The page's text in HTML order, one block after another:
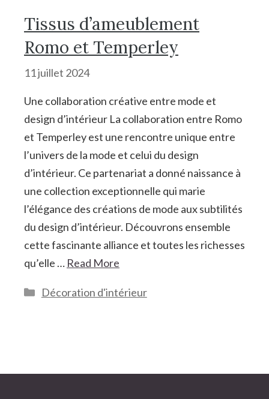
Tissus d’ameublement
Romo et Temperley
11 juillet 2024
Une collaboration créative entre mode et
design d’intérieur La collaboration entre Romo
et Temperley est une rencontre unique entre
l’univers de la mode et celui du design
d’intérieur. Ce partenariat a donné naissance à
une collection exceptionnelle qui marie
l’élégance des créations de mode aux subtilités
du design d’intérieur. Découvrons ensemble
cette fascinante alliance et toutes les richesses
qu’elle … Read More
Catégories
Décoration d'intérieur